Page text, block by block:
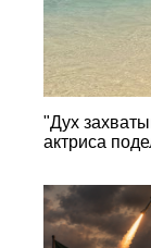
"Дух
актриса